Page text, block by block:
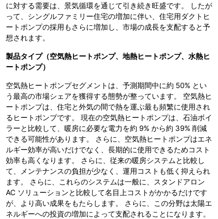
に対する需要は、景気循環を通じて引き続き旺盛です。 したが
って、シングルファミリー住宅の増加に伴い、住宅用ダクトヒ
ートポンプの採用もさらに増加し、市場の成長を支配すると予
想されます。
製品タイプ（空気熱ヒートポンプ、地熱ヒートポンプ、水熱ヒ
ートポンプ）
空気熱ヒートポンプセグメントは、予測期間中に約 50% とい
う最高の市場シェアを獲得する態勢が整っています。 空気熱ヒ
ートポンプは、住宅と外気の間で熱を運ぶ最も頻繁に使用され
るヒートポンプです。 現在の空気熱ヒートポンプは、石油ボイ
ラーと比較して、暖房に必要な電力を約 9% から約 39% 削減
できる可能性があります。 さらに、空気熱ヒートポンプはエネ
ルギー効率が高いだけでなく、長期的に使用できるためコスト
効率も高くなります。 さらに、従来の暖房システムと比較し
て、メンテナンスの負担が少なく、運用コストも低く抑えられ
ます。 さらに、これらのシステムは一般に、スタンドアロン
AC ソリューションと比較して名目上コストがかかるだけです
が、より高い成果をもたらします。 さらに、この分野は太陽エ
ネルギーへの投資の増加によって支配されることになります。